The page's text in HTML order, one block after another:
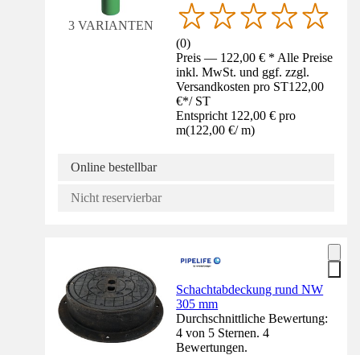
3 VARIANTEN
(0)
Preis — 122,00 € * Alle Preise
inkl. MwSt. und ggf. zzgl.
Versandkosten pro ST122,00
€*/ ST
Entspricht 122,00 € pro
m(122,00 €/ m)
Online bestellbar
Nicht reservierbar
Schachtabdeckung rund NW
305 mm
Durchschnittliche Bewertung:
4 von 5 Sternen. 4
Bewertungen.